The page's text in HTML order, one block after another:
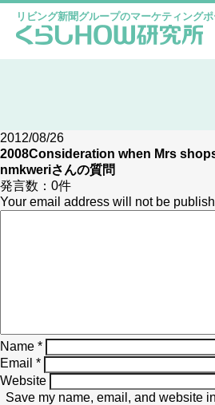
リビング新聞グループのマーケティング
2012/08/26
2008Consideration when Mrs
nmkweriさんの質問
発言数： 0件
Your email address will not be
Name *
Email *
Website
Save my name, email, and website